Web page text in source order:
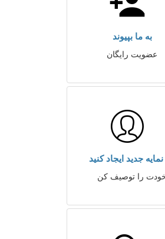
به ما بپیوند
عضویت رایگان
جدید ایجاد کنید
را توصیف کن